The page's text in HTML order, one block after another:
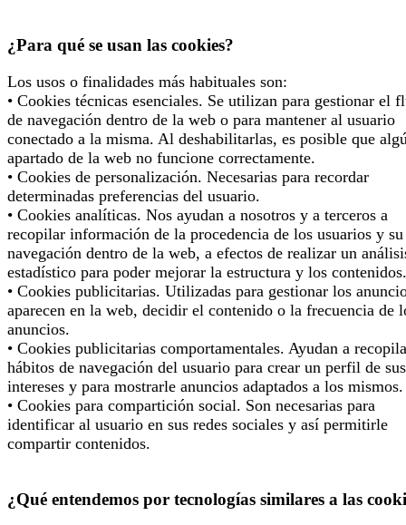
¿Para qué se usan las cookies?
Los usos o finalidades más habituales son:
• Cookies técnicas esenciales. Se utilizan para gestionar el
de navegación dentro de la web o para mantener al usuario
conectado a la misma. Al deshabilitarlas, es posible que
apartado de la web no funcione correctamente.
• Cookies de personalización. Necesarias para recordar
determinadas preferencias del usuario.
• Cookies analíticas. Nos ayudan a nosotros y a terceros a
recopilar información de la procedencia de los usuarios y su
navegación dentro de la web, a efectos de realizar un
estadístico para poder mejorar la estructura y los contenidos.
• Cookies publicitarias. Utilizadas para gestionar los
aparecen en la web, decidir el contenido o la frecuencia de
anuncios.
• Cookies publicitarias comportamentales. Ayudan a
hábitos de navegación del usuario para crear un perfil de sus
intereses y para mostrarle anuncios adaptados a los mismos.
• Cookies para compartición social. Son necesarias para
identificar al usuario en sus redes sociales y así permitirle
compartir contenidos.
¿Qué entendemos por tecnologías similares a las